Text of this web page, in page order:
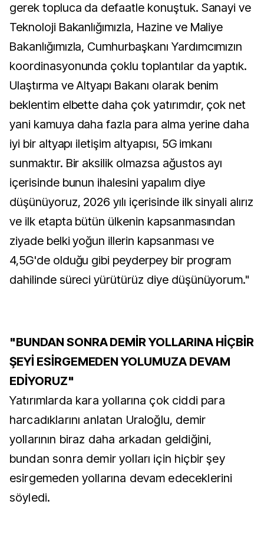
gerek topluca da defaatle konuştuk. Sanayi ve
Teknoloji Bakanlığımızla, Hazine ve Maliye
Bakanlığımızla, Cumhurbaşkanı Yardımcımızın
koordinasyonunda çoklu toplantılar da yaptık.
Ulaştırma ve Altyapı Bakanı olarak benim
beklentim elbette daha çok yatırımdır, çok net
yani kamuya daha fazla para alma yerine daha
iyi bir altyapı iletişim altyapısı, 5G imkanı
sunmaktır. Bir aksilik olmazsa ağustos ayı
içerisinde bunun ihalesini yapalım diye
düşünüyoruz, 2026 yılı içerisinde ilk sinyali alırız
ve ilk etapta bütün ülkenin kapsanmasından
ziyade belki yoğun illerin kapsanması ve
4,5G'de olduğu gibi peyderpey bir program
dahilinde süreci yürütürüz diye düşünüyorum."
"BUNDAN SONRA DEMİR YOLLARINA HİÇBİR
ŞEYİ ESİRGEMEDEN YOLUMUZA DEVAM
EDİYORUZ"
Yatırımlarda kara yollarına çok ciddi para
harcadıklarını anlatan Uraloğlu, demir
yollarının biraz daha arkadan geldiğini,
bundan sonra demir yolları için hiçbir şey
esirgemeden yollarına devam edeceklerini
söyledi.